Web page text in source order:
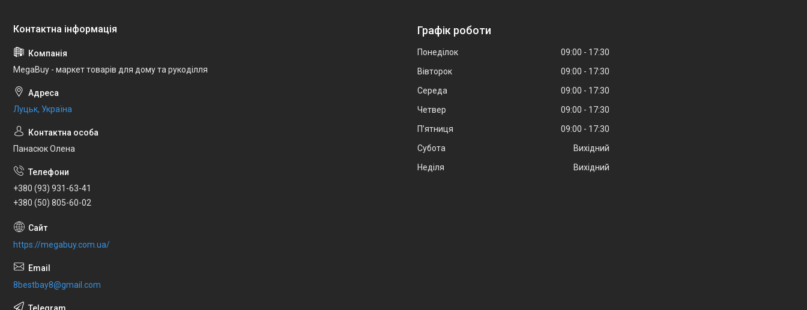
MegaBuy - маркет товарів для дому та рукоділля
Луцьк, Україна
Панасюк Олена
+380 (93) 931-63-41
+380 (50) 805-60-02
https://megabuy.com.ua/
8bestbay8@gmail.com
Графік роботи
Понеділок 09:00
17:30
Вівторок
09:00
17:30
Середа
09:00
17:30
Четвер
09:00
17:30
Пʼятниця
09:00
17:30
Субота
Вихідний
Неділя
Вихідний